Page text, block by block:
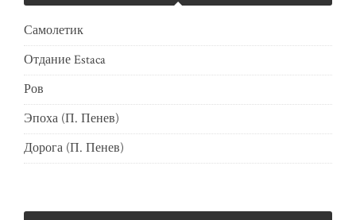
Самолетик
Отдание Estaca
Ров
Эпоха (П. Пенев)
Дорога (П. Пенев)